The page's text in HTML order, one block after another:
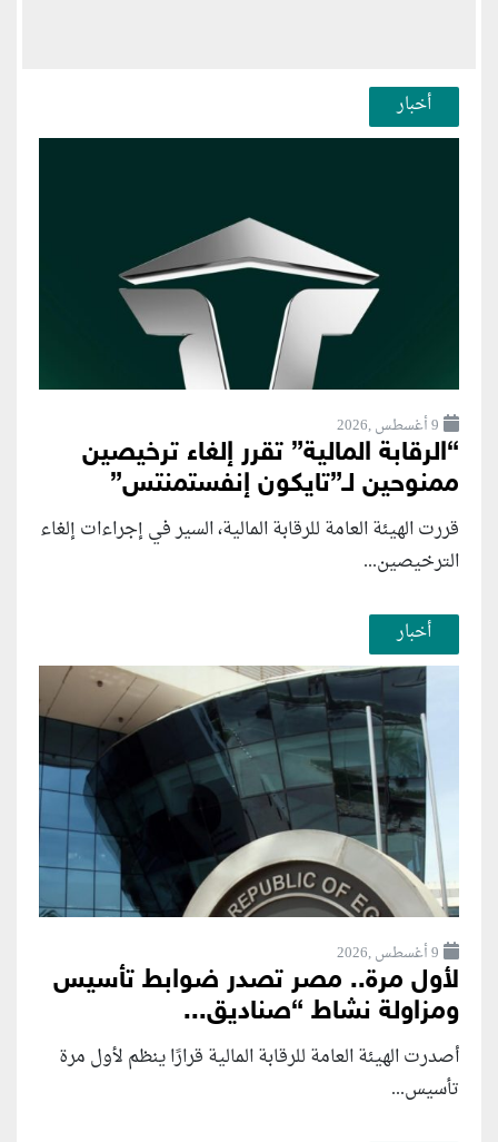
أخبار
9 أغسطس ,2026
“الرقابة المالية” تقرر إلغاء ترخيصين
ممنوحين لـ”تايكون إنفستمنتس”
قررت الهيئة العامة للرقابة المالية، السير في إجراءات إلغاء
الترخيصين...
أخبار
9 أغسطس ,2026
لأول مرة.. مصر تصدر ضوابط تأسيس
ومزاولة نشاط “صناديق...
أصدرت الهيئة العامة للرقابة المالية قرارًا ينظم لأول مرة
تأسيس...